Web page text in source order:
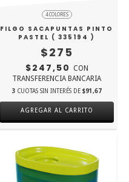
4 COLORES
FILGO SACAPUNTAS PINTO
PASTEL ( 335194 )
$275
$247,50 CON
TRANSFERENCIA BANCARIA
3 CUOTAS SIN INTERÉS DE $91,67
AGREGAR AL CARRITO